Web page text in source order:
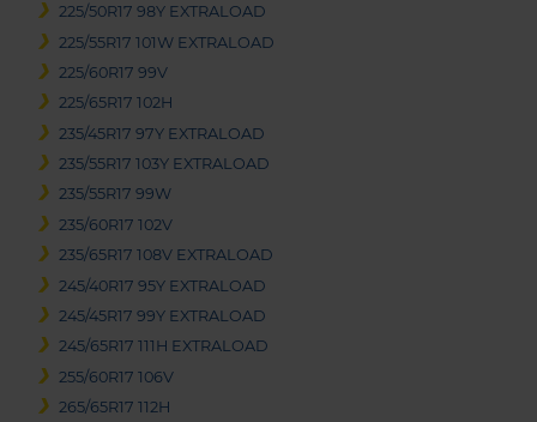
225/50R17 98Y EXTRALOAD
225/55R17 101W EXTRALOAD
225/60R17 99V
225/65R17 102H
235/45R17 97Y EXTRALOAD
235/55R17 103Y EXTRALOAD
235/55R17 99W
235/60R17 102V
235/65R17 108V EXTRALOAD
245/40R17 95Y EXTRALOAD
245/45R17 99Y EXTRALOAD
245/65R17 111H EXTRALOAD
255/60R17 106V
265/65R17 112H